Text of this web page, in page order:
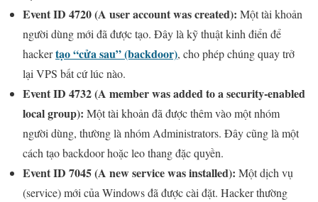
Event ID 4720 (A user account was created): Một tài khoản
người dùng mới đã được tạo. Đây là kỹ thuật kinh điển để
hackertạo “cửa sau” (backdoor), cho phép chúng quay trở
lại VPS bất cứ lúc nào.
Event ID 4732 (A member was added to a security-enabled
local group): Một tài khoản đã được thêm vào một nhóm
người dùng, thường là nhóm Administrators. Đây cũng là một
cách tạo backdoor hoặc leo thang đặc quyền.
Event ID 7045 (A new service was installed): Một dịch vụ
(service) mới của Windows đã được cài đặt. Hacker thường